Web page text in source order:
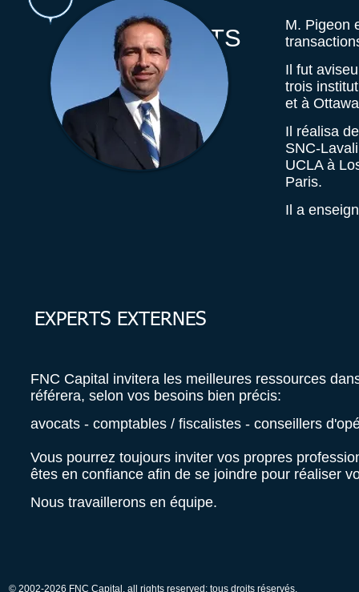
CLIENTS
M. Pigeon
Il fut
trois
et à
Il réalisa
SNC-
UCLA à
Paris.
Il a
EXPERTS EXTERNES
FNC Capital invitera les meilleures ressources
référera, selon vos besoins bien précis:
avocats - comptables / fiscalistes - conseillers
Vous pourrez toujours inviter vos propres
êtes en confiance afin de se joindre pour réaliser
Nous travaillerons en équipe.
© 2002-2026 FNC Capital, all rights reserved; tous droits réservés.